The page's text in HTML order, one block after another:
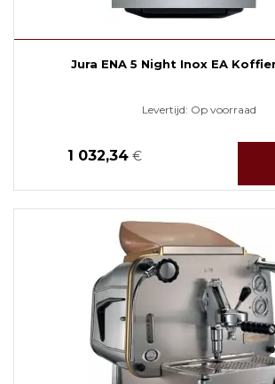
Jura ENA 5 Night Inox EA
Levertijd: Op voorraad
1 032,34 €